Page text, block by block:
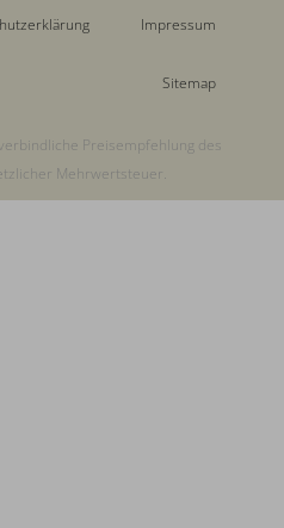
Impressum
Sitemap
Preisempfehlung des
Mehrwertsteuer.